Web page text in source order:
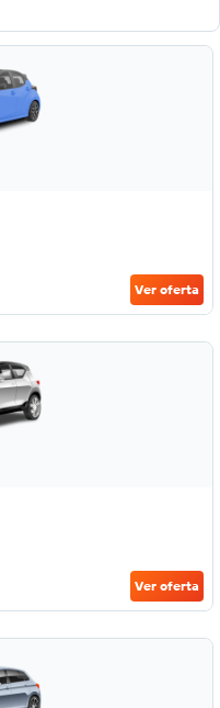
Ver oferta
Ver oferta